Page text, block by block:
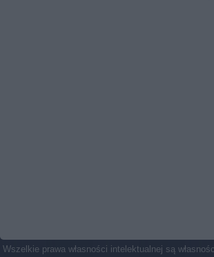
Wszelkie prawa własności intelektualnej są